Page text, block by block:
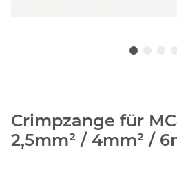
Crimpzange für
2,5mm² / 4mm² /